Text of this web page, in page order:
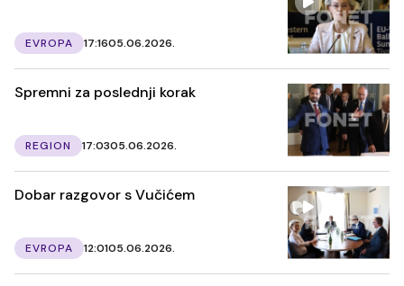
EVROPA 17:1605.06.2026.
Spremni za poslednji korak
REGION 17:0305.06.2026.
Dobar razgovor s Vučićem
EVROPA 12:0105.06.2026.